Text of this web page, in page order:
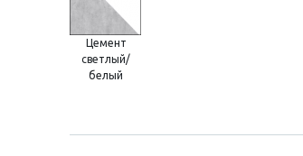
Цемент
светлый/
белый